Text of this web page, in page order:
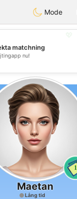
KuwaitChat
Mode
💕
matchning
nu!
1
Maetan
Lång tid